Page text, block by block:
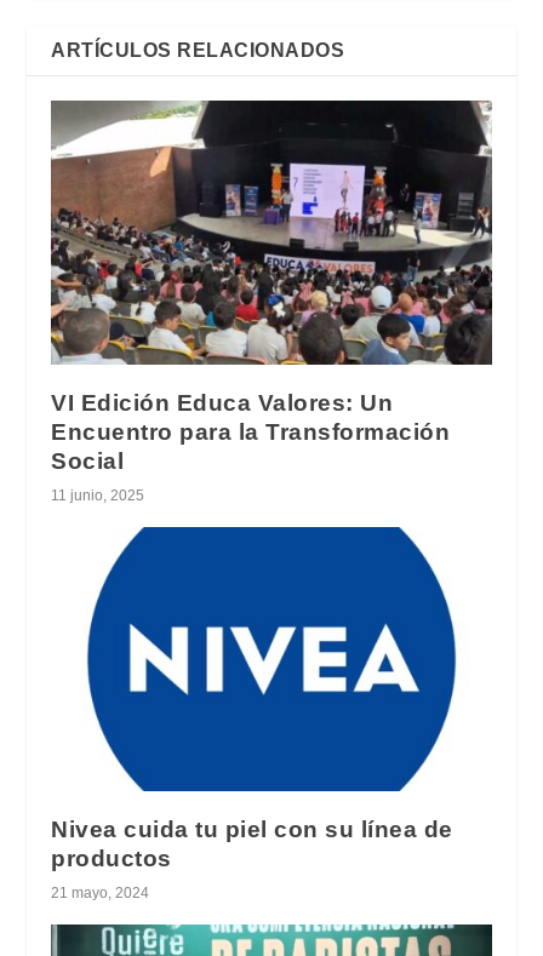
ARTÍCULOS RELACIONADOS
VI Edición Educa Valores: Un
Encuentro para la Transformación
Social
11 junio, 2025
Nivea cuida tu piel con su línea de
productos
21 mayo, 2024